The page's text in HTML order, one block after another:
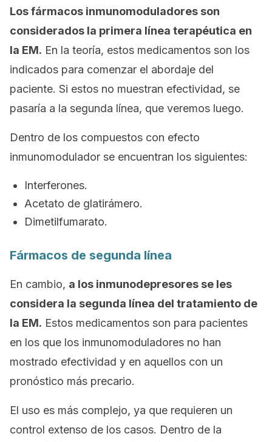
Los fármacos inmunomoduladores son
considerados la primera línea terapéutica en
la EM. En la teoría, estos medicamentos son los
indicados para comenzar el abordaje del
paciente. Si estos no muestran efectividad, se
pasaría a la segunda línea, que veremos luego.
Dentro de los compuestos con efecto
inmunomodulador se encuentran los siguientes:
Interferones.
Acetato de glatirámero.
Dimetilfumarato.
Fármacos de segunda línea
En cambio, a los inmunodepresores se les
considera la segunda línea del tratamiento de
la EM. Estos medicamentos son para pacientes
en los que los inmunomoduladores no han
mostrado efectividad y en aquellos con un
pronóstico más precario.
El uso es más complejo, ya que requieren un
control extenso de los casos. Dentro de la